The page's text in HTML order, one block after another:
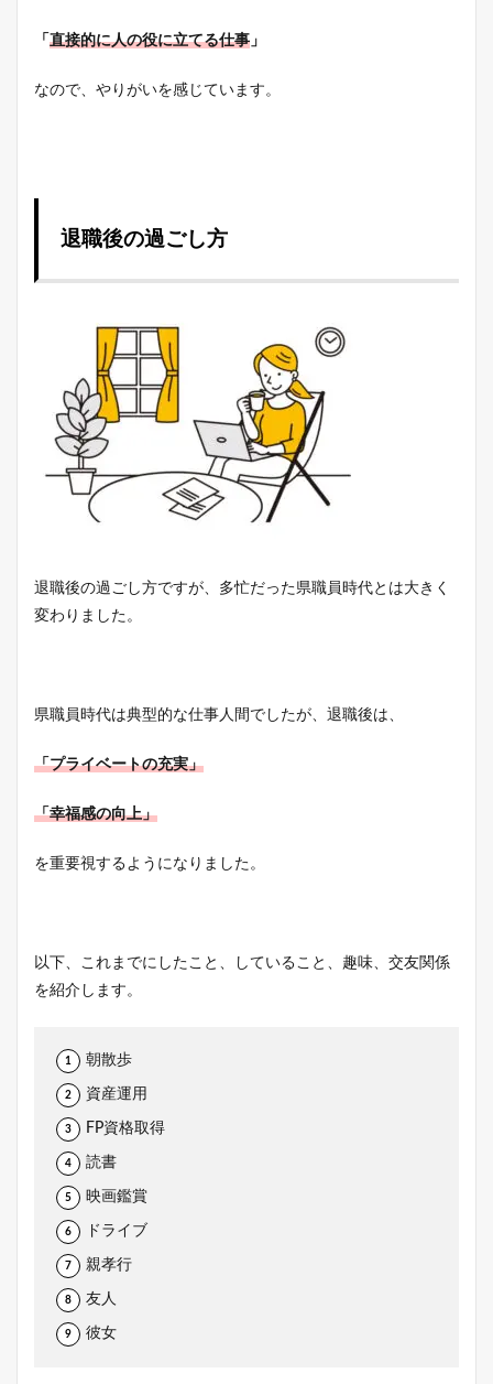
「 直接的に人の役に立てる仕事 」
なので、やりがいを感じています。
退職後の過ごし方
退職後の過ごし方ですが、多忙だった県職員時代とは大きく
変わりました。
県職員時代は典型的な仕事人間でしたが、退職後は、
「プライベートの充実」
「幸福感の向上」
を重要視するようになりました。
以下、これまでにしたこと、していること、趣味、交友関係
を紹介します。
朝散歩
資産運用
FP資格取得
読書
映画鑑賞
ドライブ
親孝行
友人
彼女